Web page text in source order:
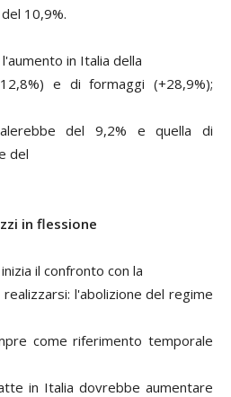
10,9%.
in Italia della
e di formaggi (+28,9%);
del 9,2% e quella di
del
in flessione
il confronto con la
l'abolizione del regime
come riferimento temporale
in Italia dovrebbe aumentare